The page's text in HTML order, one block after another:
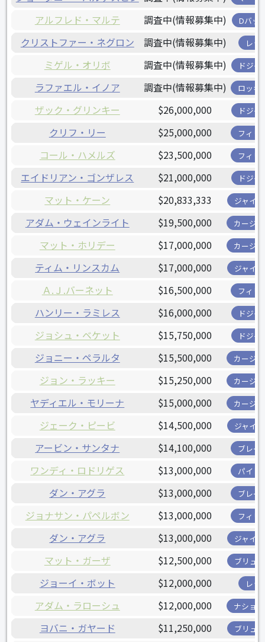
アルフレド・マルテ 調査中(情報募集中) Dバッ
クリストファー・ネグロン 調査中(情報募集中) レッ
ミゲル・オリボ 調査中(情報募集中) ドジャ
ラファエル・イノア 調査中(情報募集中) ロッキ
ザック・グリンキー $26,000,000 ドジャ
クリフ・リー $25,000,000 フィリ
コール・ハメルズ $23,500,000 フィリ
エイドリアン・ゴンザレス $21,000,000 ドジャ
マット・ケーン $20,833,333 ジャイ
アダム・ウェインライト $19,500,000 カージ
マット・ホリデー $17,000,000 カージ
ティム・リンスカム $17,000,000 ジャイ
Ａ.Ｊ.バーネット $16,500,000 フィリ
ハンリー・ラミレス $16,000,000 ドジャ
ジョシュ・ベケット $15,750,000 ドジャ
ジョニー・ペラルタ $15,500,000 カージ
ジョン・ラッキー $15,250,000 カージ
ヤディエル・モリーナ $15,000,000 カージ
ジェーク・ピービ $14,500,000 ジャイ
アービン・サンタナ $14,100,000 ブレー
ワンディ・ロドリゲス $13,000,000 パイレ
ダン・アグラ $13,000,000 ブレー
ジョナサン・パペルボン $13,000,000 フィリ
ダン・アグラ $13,000,000 ジャイ
マット・ガーザ $12,500,000 ブリュ
ジョーイ・ボット $12,000,000 レッ
アダム・ラローシュ $12,000,000 ナショ
ヨバニ・ガヤード $11,250,000 ブリュ